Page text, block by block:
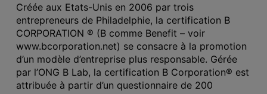
Créée aux Etats-Unis en 2006 par trois
entrepreneurs de Philadelphie, la certification B
CORPORATION ® (B comme Benefit – voir
www.bcorporation.net) se consacre à la promotion
d’un modèle d’entreprise plus responsable. Gérée
par l’ONG B Lab, la certification B Corporation® est
attribuée à partir d’un questionnaire de 200